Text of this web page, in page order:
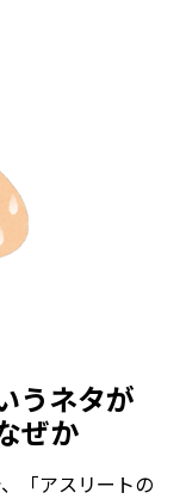
うネタが
ぜか
「アスリートの